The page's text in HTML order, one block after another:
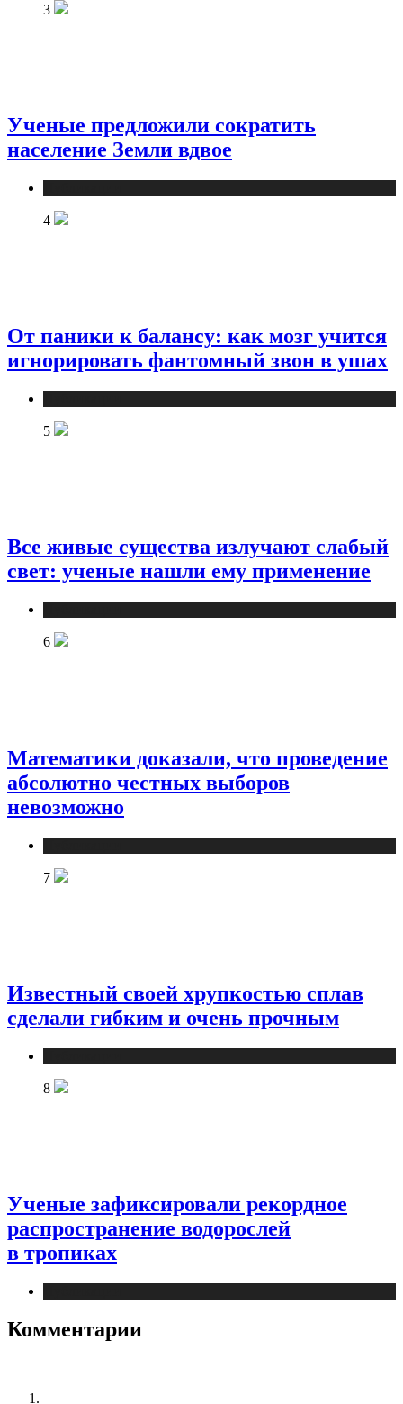
3
Ученые предложили сократить
население Земли вдвое
4
От паники к балансу: как мозг учится
игнорировать фантомный звон в ушах
5
Все живые существа излучают слабый
свет: ученые нашли ему применение
6
Математики доказали, что проведение
абсолютно честных выборов
невозможно
7
Известный своей хрупкостью сплав
сделали гибким и очень прочным
8
Ученые зафиксировали рекордное
распространение водорослей
в тропиках
Комментарии